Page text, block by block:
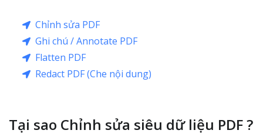
Chỉnh sửa PDF
Ghi chú / Annotate PDF
Flatten PDF
Redact PDF (Che nội dung)
Tại sao Chỉnh sửa siêu dữ liệu PDF ?